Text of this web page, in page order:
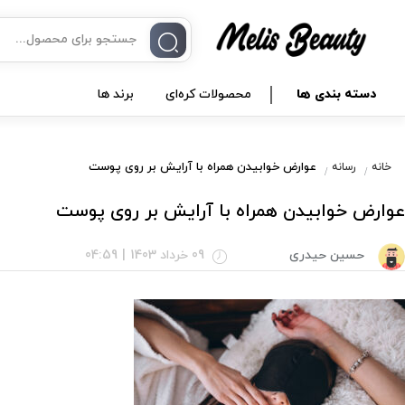
دسته بندی ها محصولات کره‌ای برند ها
خانه رسانه عوارض خوابیدن همراه با آرایش بر روی پوست
عوارض خوابیدن همراه با آرایش بر روی پوست
حسین حیدری 09 خرداد 1403 04:59